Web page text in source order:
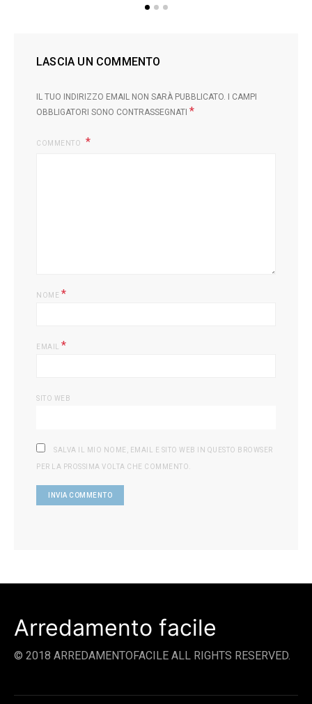
LASCIA UN COMMENTO
IL TUO INDIRIZZO EMAIL NON SARÀ PUBBLICATO.
I CAMPI
OBBLIGATORI SONO CONTRASSEGNATI *
COMMENTO
NOME *
EMAIL *
SITO WEB
SALVA IL MIO NOME, EMAIL E SITO WEB IN QUESTO BROWSER
PER LA PROSSIMA VOLTA CHE COMMENTO.
Arredamento facile
© 2018 ARREDAMENTOFACILE ALL RIGHTS RESERVED.